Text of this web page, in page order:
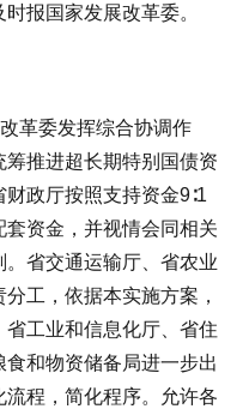
报国家发展改革委。
革委发挥综合协调作
推进超长期特别国债资
政厅按照支持资金9∶1
资金，并视情会同相关
省交通运输厅、省农业
工，依据本实施方案，
工业和信息化厅、省住
和物资储备局进一步出
程，简化程序。允许各